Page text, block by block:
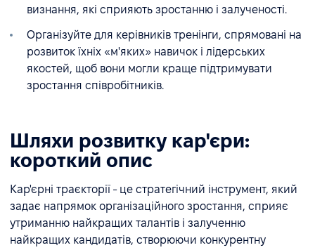
визнання, які сприяють зростанню і залученості.
Організуйте для керівників тренінги, спрямовані на
розвиток їхніх «м'яких» навичок і лідерських
якостей, щоб вони могли краще підтримувати
зростання співробітників.
Шляхи розвитку кар'єри:
короткий опис
Кар'єрні траєкторії - це стратегічний інструмент, який
задає напрямок організаційного зростання, сприяє
утриманню найкращих талантів і залученню
найкращих кандидатів, створюючи конкурентну